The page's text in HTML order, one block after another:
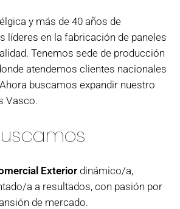
y más de 40 años de
líderes en la fabricación de paneles
Tenemos sede de producción
atendemos clientes nacionales
buscamos expandir nuestro
Vasco.
Exteriordinámico/a,
a a resultados, con pasión por
de mercado.